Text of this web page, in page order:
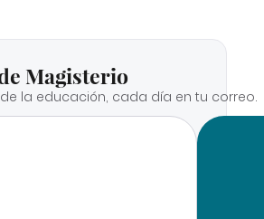
Magisterio
la educación, cada día en tu correo.